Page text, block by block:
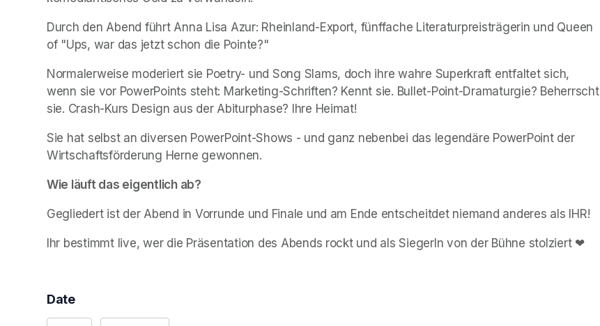
Durch den Abend führt Anna Lisa Azur: Rheinland-Export, fünffache Literaturpreisträgerin und Queen
of "Ups, war das jetzt schon die Pointe?"
Normalerweise moderiert sie Poetry- und Song Slams, doch ihre wahre Superkraft entfaltet sich,
wenn sie vor PowerPoints steht: Marketing-Schriften? Kennt sie. Bullet-Point-Dramaturgie? Beherrscht
sie. Crash-Kurs Design aus der Abiturphase? Ihre Heimat!
Sie hat selbst an diversen PowerPoint-Shows - und ganz nebenbei das legendäre PowerPoint der
Wirtschaftsförderung Herne gewonnen.
Wie läuft das eigentlich ab?
Gegliedert ist der Abend in Vorrunde und Finale und am Ende entscheitdet niemand anderes als IHR!
Ihr bestimmt live, wer die Präsentation des Abends rockt und als SiegerIn von der Bühne stolziert ❤
Date